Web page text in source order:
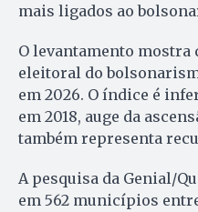
mais ligados ao
O levantamento mostra
eleitoral do
em 2026. O índice é
em 2018, auge da
também representa
A pesquisa da Genial/
em 562 municípios